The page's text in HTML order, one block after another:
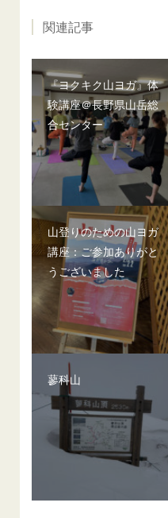
関連記事
『ヨクキク山ヨガ』体
験講座＠長野県山岳総
合センター
山登りのための山ヨガ
講座：ご参加ありがと
うございました
蓼科山